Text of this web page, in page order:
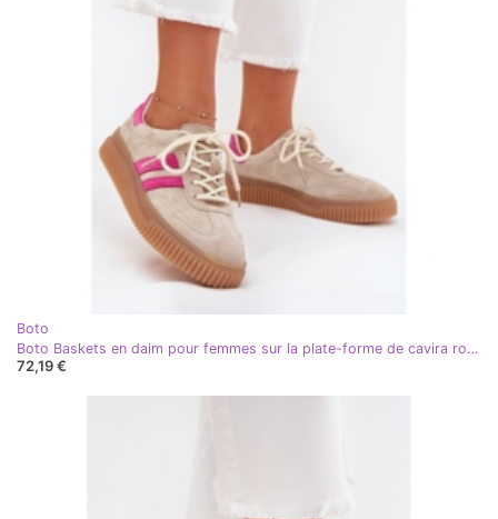
Boto
Boto Baskets en daim pour femmes sur la plate-forme de cavira rose beige-rose
72,19 €